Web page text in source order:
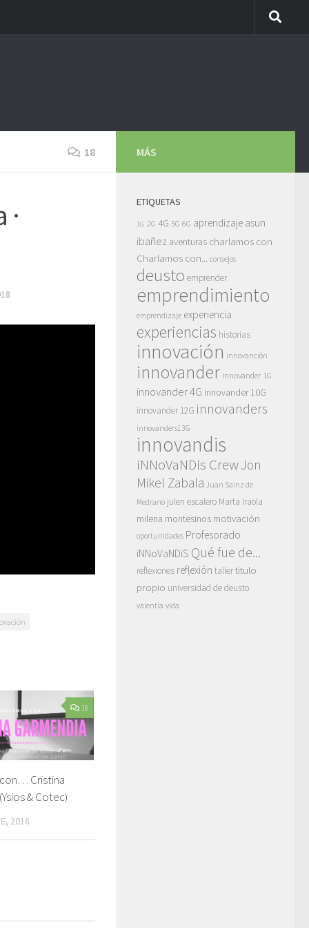
18
16
Cristina
& Cotec)
2018
MÁS
ETIQUETAS
1G 2G 4G 5G 6G aprendizaje asun
ibañez aventuras charlamos con
Charlamos con... consejos
deusto emprender
emprendimiento
emprendizaje experiencia
experiencias historias
innovación innovanción
innovander innovander 1G
innovander 4G innovander 10G
innovander 12G innovanders
innovanders13G
innovandis
iNNoVaNDis CrewJon
Mikel Zabala Juan Sainz de
Medrano julen escalero Marta Iraola
milena montesinos motivación
oportunidades Profesorado
iNNoVaNDiS Qué fue de...
reflexiones reflexión tallertitulo
propio universidad de deusto
valentía vida